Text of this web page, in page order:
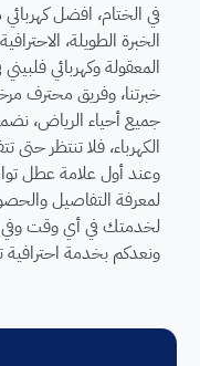
في الختام، افضل
الخبرة الطويلة،
المعقولة وكهربائي
جميع أحياء الرياض،
الكهرباء، فلا تنتظر
لمعرفة التفاصيل
لخدمتك في أي وقت وفي
ونعدكم بخدمة احترافية